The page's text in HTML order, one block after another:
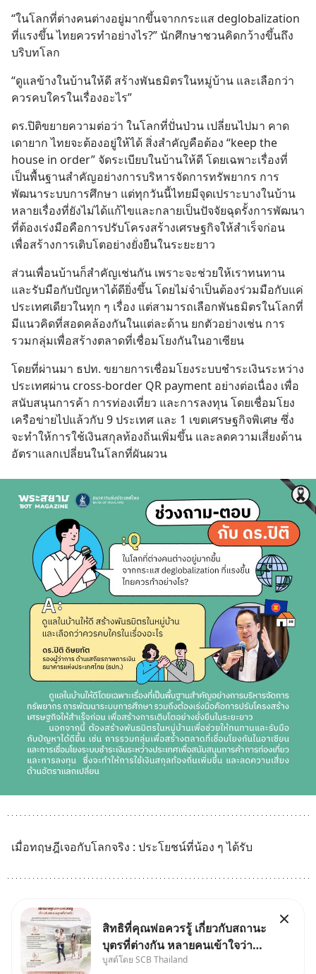
“ในโลกที่ต่างคนต่างอยู่มากขึ้นจากกระแส deglobalization
ที่แรงขึ้น ไทยควรทำอย่างไร?” นักศึกษาชวนคิดกว้างขึ้นถึง
บริบทโลก
“ดูแลข้างในบ้านให้ดี สร้างพันธมิตรในหมู่บ้าน และเลือกว่า
ควรคบใครในเรื่องอะไร”
ดร.ปิติขยายความต่อว่า ในโลกที่ปั่นป่วน เปลี่ยนไปมา คาด
เดายาก ไทยจะต้องอยู่ให้ได้ สิ่งสำคัญคือต้อง “keep the
house in order” จัดระเบียบในบ้านให้ดี โดยเฉพาะเรื่องที่
เป็นพื้นฐานสำคัญอย่างการบริหารจัดการทรัพยากร การ
พัฒนาระบบการศึกษา แต่ทุกวันนี้ไทยมีจุดเปราะบางในบ้าน
หลายเรื่องที่ยังไม่ได้แก้ไขและกลายเป็นปัจจัยฉุดรั้งการพัฒนา
ที่ต้องเร่งมือคือการปรับโครงสร้างเศรษฐกิจให้สำเร็จก่อน
เพื่อสร้างการเติบโตอย่างยั่งยืนในระยะยาว
ส่วนเพื่อนบ้านก็สำคัญเช่นกัน เพราะจะช่วยให้เราทนทาน
และรับมือกับปัญหาได้ดียิ่งขึ้น โดยไม่จำเป็นต้องร่วมมือกับแค่
ประเทศเดียวในทุก ๆ เรื่อง แต่สามารถเลือกพันธมิตรในโลกที่
มีแนวคิดที่สอดคล้องกันในแต่ละด้าน ยกตัวอย่างเช่น การ
รวมกลุ่มเพื่อสร้างตลาดที่เชื่อมโยงกันในอาเซียน
โดยที่ผ่านมา ธปท. ขยายการเชื่อมโยงระบบชำระเงินระหว่าง
ประเทศผ่าน cross-border QR payment อย่างต่อเนื่อง เพื่อ
สนับสนุนการค้า การท่องเที่ยว และการลงทุน โดยเชื่อมโยง
เครือข่ายไปแล้วกับ 9 ประเทศ และ 1 เขตเศรษฐกิจพิเศษ ซึ่ง
จะทำให้การใช้เงินสกุลท้องถิ่นเพิ่มขึ้น และลดความเสี่ยงด้าน
อัตราแลกเปลี่ยนในโลกที่ผันผวน
เมื่อทฤษฎีเจอกับโลกจริง : ประโยชน์ที่น้อง ๆ ได้รับ
สิทธิที่คุณพ่อควรรู้ เกี่ยวกับสถานะ
บุตรที่ต่างกัน หลายคนเข้าใจว่า
"เมื่อเป็นลูกของพ่อและแม่ ก็ย่อม
บูสต์โดย SCB Thailand